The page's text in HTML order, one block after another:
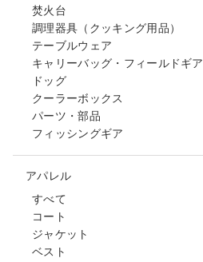
焚火台
調理器具（クッキング用品）
テーブルウェア
キャリーバッグ・フィールドギア
ドッグ
クーラーボックス
パーツ・部品
フィッシングギア
アパレル
すべて
コート
ジャケット
ベスト